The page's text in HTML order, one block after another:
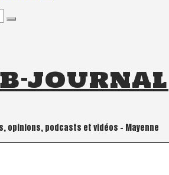
journal
opinions, podcasts et vidéos – Mayenne